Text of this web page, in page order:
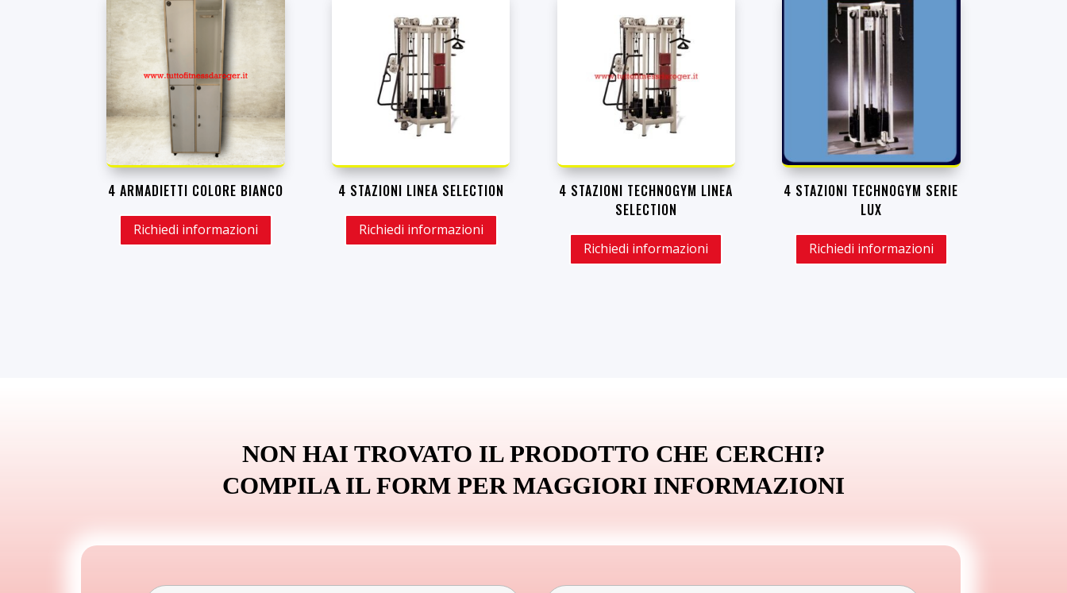
4 ARMADIETTI COLORE BIANCO
Richiedi informazioni
4 STAZIONI LINEA SELECTION
Richiedi informazioni
4 STAZIONI TECHNOGYM LINEA
SELECTION
Richiedi informazioni
4 STAZIONI TECHNOGYM SERIE
LUX
Richiedi informazioni
NON HAI TROVATO IL PRODOTTO CHE CERCHI?
COMPILA IL FORM PER MAGGIORI INFORMAZIONI